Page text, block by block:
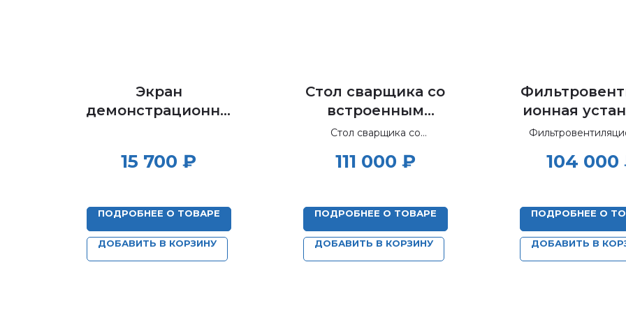
Экран
демонстрационны
15 700 ₽
ПОДРОБНЕЕ О ТОВАРЕ
ДОБАВИТЬ В КОРЗИНУ
Стол сварщика со
встроенным
вентилятором,
вытяжным
нишей для ног СС-
Стол сварщика со
поворотно-вытяжным
111 000 ₽
ПОДРОБНЕЕ О ТОВАРЕ
ДОБАВИТЬ В КОРЗИНУ
ионная
СФ»
фильтры)
104 000
ПОДРОБНЕЕ О
ДОБАВИТЬ В